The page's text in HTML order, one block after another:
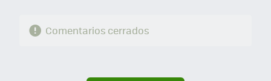
Comentarios cerrados